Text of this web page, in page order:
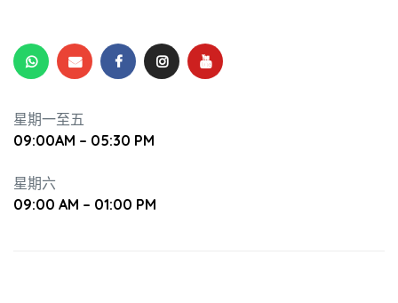
星期一至五
09:00AM – 05:30 PM
星期六
09:00 AM – 01:00 PM